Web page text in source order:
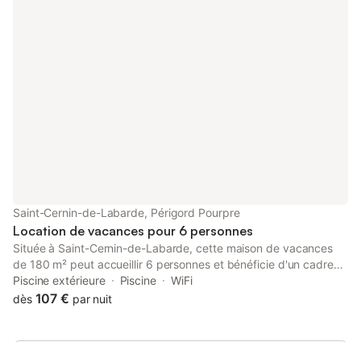
Saint-Cernin-de-Labarde, Périgord Pourpre
Location de vacances pour 6 personnes
Située à Saint-Cernin-de-Labarde, cette maison de vacances
de 180 m² peut accueillir 6 personnes et bénéficie d'un cadre
rural à proximité du village médiéval d'Issigeac. La propriété
constitue un point de départ pour explorer la région de la
Piscine extérieure Piscine
WiFi
dès 107 € par nuit